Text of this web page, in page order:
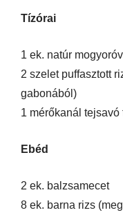
Tízórai
1 ek. natúr
2 szelet puffasztott
gabonából)
1 mérőkanál tejsavó
Ebéd
2 ek. balzsamecet
8 ek. barna rizs